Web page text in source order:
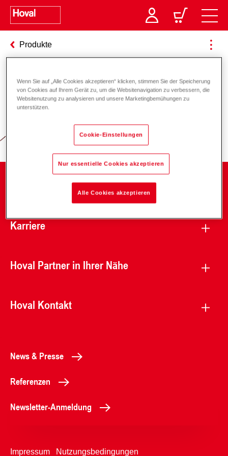
Produkte
Verantwortung für Energie und
Karriere
Hoval Partner in Ihrer Nähe
Hoval Kontakt
News & Presse
Referenzen
Newsletter-Anmeldung
Impressum Nutzungsbedingungen
Wenn Sie auf „Alle Cookies akzeptieren“ klicken, stimmen Sie der Speicherung
von Cookies auf Ihrem Gerät zu, um die Websitenavigation zu verbessern, die
Websitenutzung zu analysieren und unsere Marketingbemühungen zu
unterstützen.
Cookie-Einstellungen
Nur essentielle Cookies akzeptieren
Alle Cookies akzeptieren